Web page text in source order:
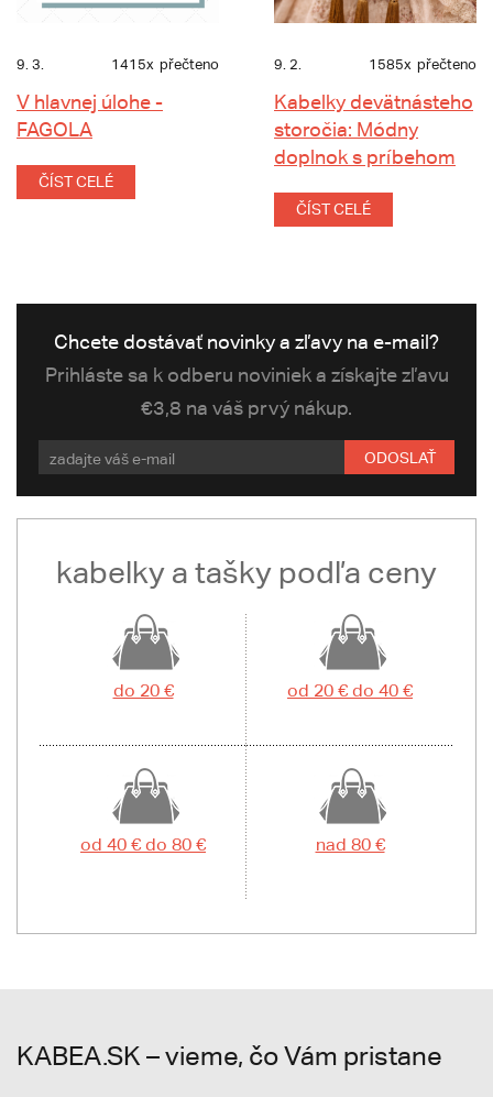
9. 3. 1415x přečteno
V hlavnej úlohe -
FAGOLA
ČÍST CELÉ
9. 2. 1585x přečteno
Kabelky devätnásteho
storočia: Módny
doplnok s príbehom
ČÍST CELÉ
Chcete dostávať novinky a zľavy na e-mail?
Prihláste sa k odberu noviniek a získajte zľavu
€3,8 na váš prvý nákup.
ODOSLAŤ
kabelky a tašky podľa ceny
do 20 € od 20 € do 40 €
od 40 € do 80 € nad 80 €
KABEA.SK – vieme, čo Vám pristane